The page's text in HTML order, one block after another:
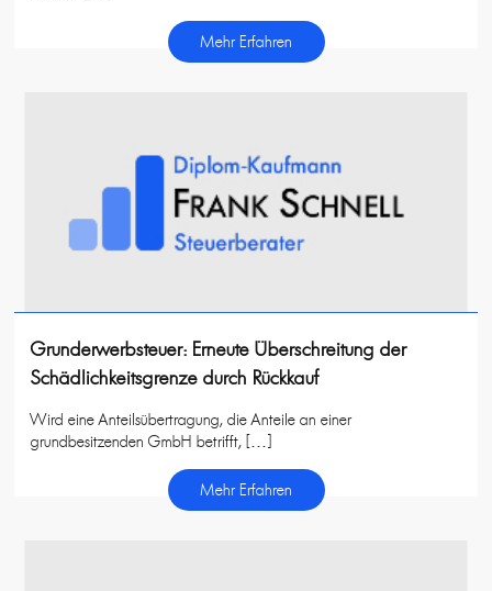
Mehr Erfahren
Grunderwerbsteuer: Erneute Überschreitung der
Schädlichkeitsgrenze durch Rückkauf
Wird eine Anteilsübertragung, die Anteile an einer
grundbesitzenden GmbH betrifft, […]
Mehr Erfahren